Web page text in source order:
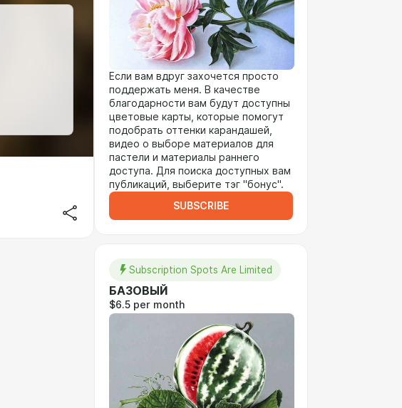
Если вам вдруг захочется просто
поддержать меня. В качестве
благодарности вам будут доступны
цветовые карты, которые помогут
подобрать оттенки карандашей,
видео о выборе материалов для
пастели и материалы раннего
доступа. Для поиска доступных вам
публикаций, выберите тэг "бонус".
SUBSCRIBE
Subscription Spots Are Limited
БАЗОВЫЙ
$6.5 per month